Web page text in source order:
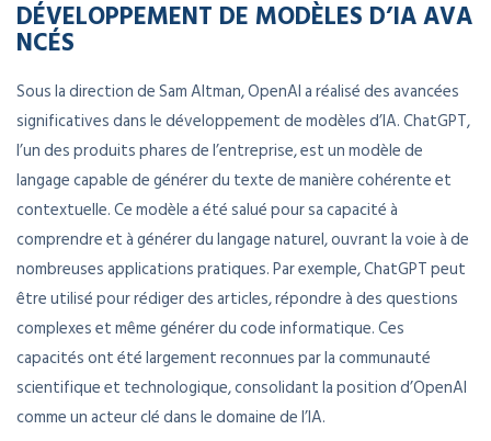
DÉVELOPPEMENT DE MODÈLES D’IA AVA
NCÉS
Sous la direction de Sam Altman, OpenAI a réalisé des avancées
significatives dans le développement de modèles d’IA. ChatGPT,
l’un des produits phares de l’entreprise, est un modèle de
langage capable de générer du texte de manière cohérente et
contextuelle. Ce modèle a été salué pour sa capacité à
comprendre et à générer du langage naturel, ouvrant la voie à de
nombreuses applications pratiques. Par exemple, ChatGPT peut
être utilisé pour rédiger des articles, répondre à des questions
complexes et même générer du code informatique. Ces
capacités ont été largement reconnues par la communauté
scientifique et technologique, consolidant la position d’OpenAI
comme un acteur clé dans le domaine de l’IA.